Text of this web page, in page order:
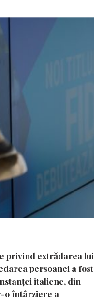
privind extrădarea lui
persoanei a fost
italiene, din
o întârziere a